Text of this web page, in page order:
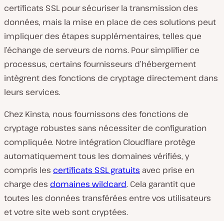
certificats SSL pour sécuriser la transmission des
données, mais la mise en place de ces solutions peut
impliquer des étapes supplémentaires, telles que
l’échange de serveurs de noms. Pour simplifier ce
processus, certains fournisseurs d’hébergement
intègrent des fonctions de cryptage directement dans
leurs services.
Chez Kinsta, nous fournissons des fonctions de
cryptage robustes sans nécessiter de configuration
compliquée. Notre intégration Cloudflare protège
automatiquement tous les domaines vérifiés, y
compris les certificats SSL gratuits avec prise en
charge des domaines wildcard. Cela garantit que
toutes les données transférées entre vos utilisateurs
et votre site web sont cryptées.